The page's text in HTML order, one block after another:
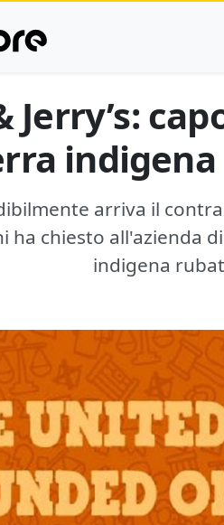
Jerry’s:
indigena
arriva il
ha chiesto all'azienda
indigena